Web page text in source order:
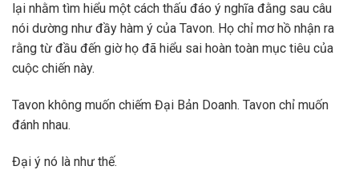
lại nhằm tìm hiểu một cách thấu đáo ý nghĩa đằng sau câu
nói dường như đầy hàm ý của Tavon. Họ chỉ mơ hồ nhận ra
rằng từ đầu đến giờ họ đã hiểu sai hoàn toàn mục tiêu của
cuộc chiến này.
Tavon không muốn chiếm Đại Bản Doanh. Tavon chỉ muốn
đánh nhau.
Đại ý nó là như thế.